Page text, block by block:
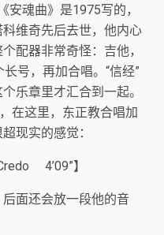
安魂曲》是1975写的，
维奇先后去世，他内心
配器非常奇怪：吉他，
号，再加合唱。“信经”
乐章里才汇合到一起。
在这里，东正教合唱加
现实的感觉：
4’09”】
面还会放一段他的音